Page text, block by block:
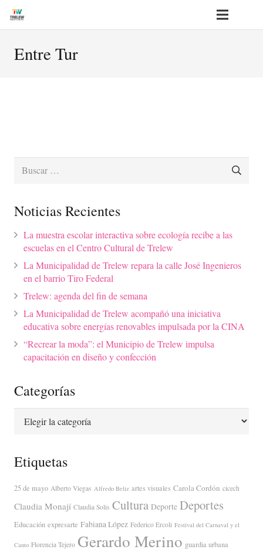
Entre Tur
Buscar:
Noticias Recientes
La muestra escolar interactiva sobre ecología recibe a las
escuelas en el Centro Cultural de Trelew
La Municipalidad de Trelew repara la calle José Ingenieros
en el barrio Tiro Federal
Trelew: agenda del fin de semana
La Municipalidad de Trelew acompañó una iniciativa
educativa sobre energías renovables impulsada por la CINA
“Recrear la moda”: el Municipio de Trelew impulsa
capacitación en diseño y confección
Categorías
Etiquetas
25 de mayo Alberto Viegas Alfredo Beliz artes visuales Carola Cordón cicech
Claudia Monají Claudia Solis Cultura Deporte Deportes
Educación expresarte Fabiana López Federico Ercoli Festival del Carnaval y el
Canto Florencia Tejero Gerardo Merino guardia urbana